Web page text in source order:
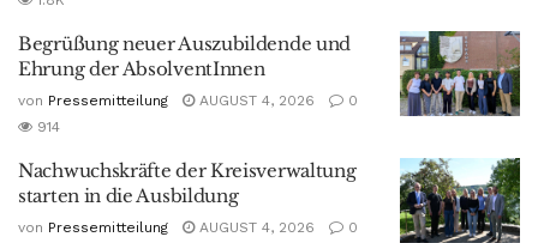
Begrüßung neuer Auszubildende und
Ehrung der AbsolventInnen
von Pressemitteilung AUGUST 4, 2026
0
914
Nachwuchskräfte der Kreisverwaltung
starten in die Ausbildung
von Pressemitteilung AUGUST 4, 2026
0